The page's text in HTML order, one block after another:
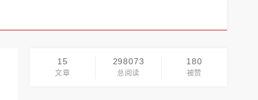
15
文章
298073
总阅读
180
被赞